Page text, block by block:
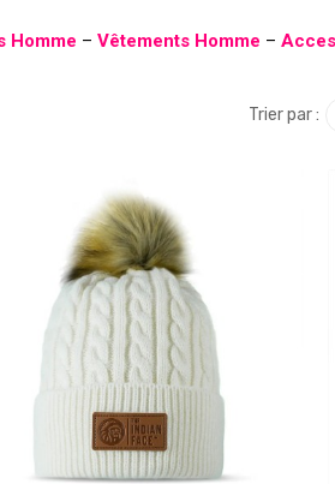
Homme –Vêtements Homme –
Trier par :